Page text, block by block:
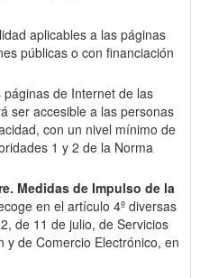
aplicables a las páginas
públicas o con financiación
de Internet de las
ser accesible a las personas
con un nivel mínimo de
1 y 2 de la Norma
Medidas de Impulso de la
en el artículo 4º diversas
de 11 de julio, de Servicios
y de Comercio Electrónico, en